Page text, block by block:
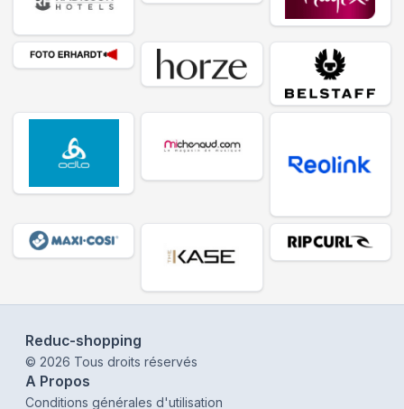
Reduc-shopping
© 2026 Tous droits réservés
A Propos
Conditions générales d'utilisation